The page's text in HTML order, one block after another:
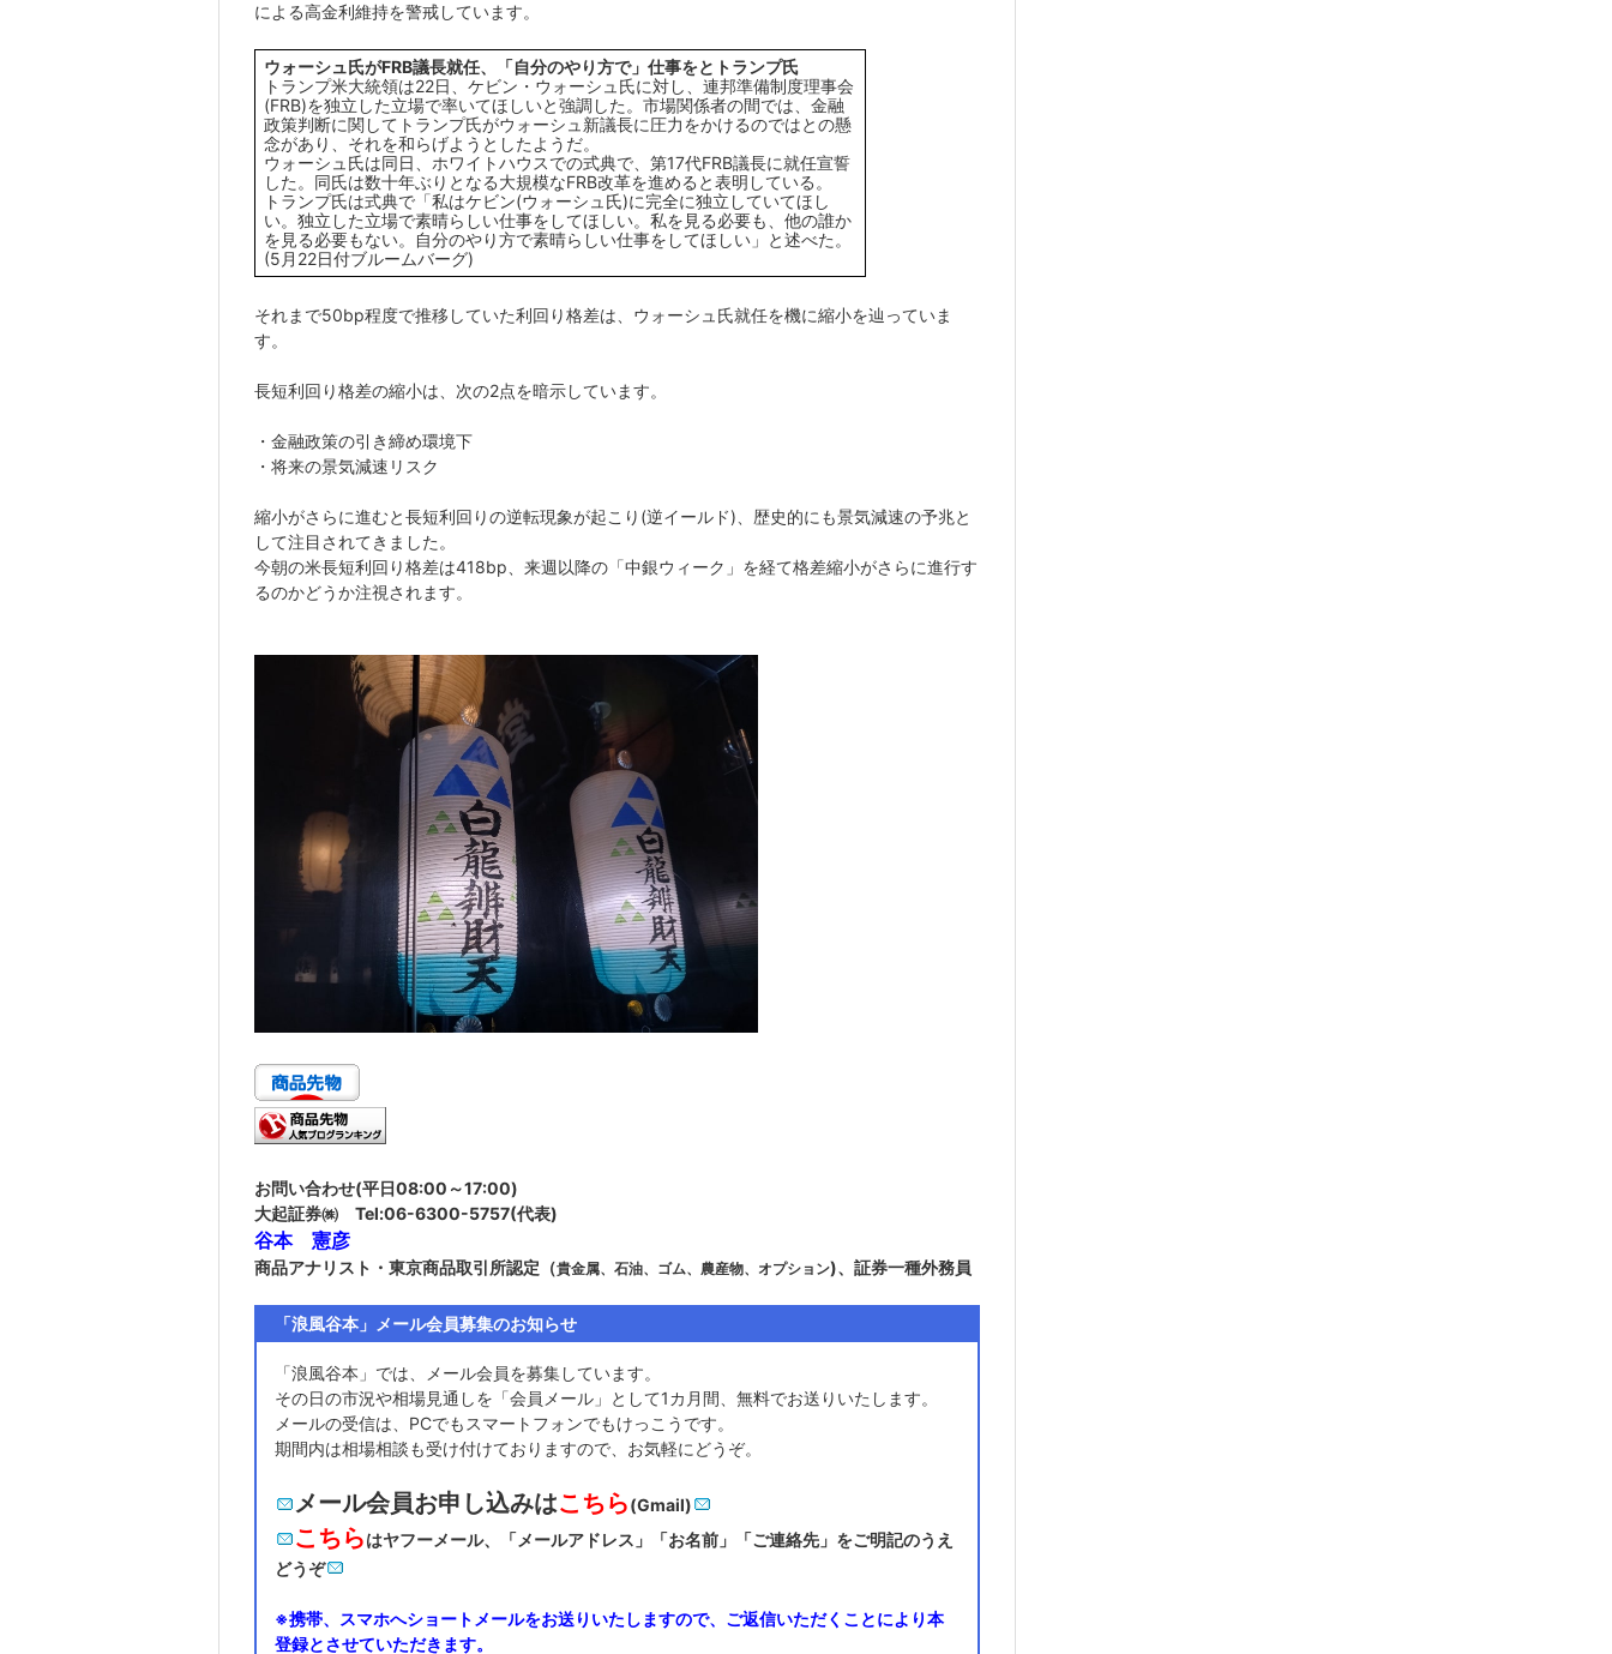
による高金利維持を警戒しています。
ウォーシュ氏がFRB議長就任、「自分のやり方で」仕事をとトランプ氏
トランプ米大統領は22日、ケビン・ウォーシュ氏に対し、連邦準備制度理事会
(FRB)を独立した立場で率いてほしいと強調した。市場関係者の間では、金融
政策判断に関してトランプ氏がウォーシュ新議長に圧力をかけるのではとの懸
念があり、それを和らげようとしたようだ。
ウォーシュ氏は同日、ホワイトハウスでの式典で、第17代FRB議長に就任宣誓
した。同氏は数十年ぶりとなる大規模なFRB改革を進めると表明している。
トランプ氏は式典で「私はケビン(ウォーシュ氏)に完全に独立していてほし
い。独立した立場で素晴らしい仕事をしてほしい。私を見る必要も、他の誰か
を見る必要もない。自分のやり方で素晴らしい仕事をしてほしい」と述べた。
(5月22日付ブルームバーグ)
それまで50bp程度で推移していた利回り格差は、ウォーシュ氏就任を機に縮小を辿っていま
す。
長短利回り格差の縮小は、次の2点を暗示しています。
・金融政策の引き締め環境下
・将来の景気減速リスク
縮小がさらに進むと長短利回りの逆転現象が起こり(逆イールド)、歴史的にも景気減速の予兆と
して注目されてきました。
今朝の米長短利回り格差は418bp、来週以降の「中銀ウィーク」を経て格差縮小がさらに進行す
るのかどうか注視されます。
お問い合わせ(平日08:00～17:00)
大起証券㈱ Tel:06-6300-5757(代表)
谷本 憲彦
商品アナリスト・東京商品取引所認定（貴金属、石油、ゴム、農産物、オプション)、証券一種外務員
「浪風谷本」メール会員募集のお知らせ
「浪風谷本」では、メール会員を募集しています。
その日の市況や相場見通しを「会員メール」として1カ月間、無料でお送りいたします。
メールの受信は、PCでもスマートフォンでもけっこうです。
期間内は相場相談も受け付けておりますので、お気軽にどうぞ。
メール会員お申し込みはこちら(Gmail)
こちらはヤフーメール、「メールアドレス」「お名前」「ご連絡先」をご明記のうえ
どうぞ
※携帯、スマホへショートメールをお送りいたしますので、ご返信いただくことにより本
登録とさせていただきます。